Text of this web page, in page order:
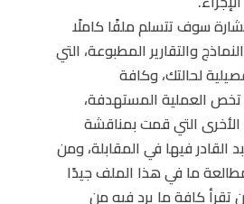
سوف تتسلم ملفًا كاملًا
والتقارير المطبوعة، التي
لحالتك، وكافة
تخص العملية المستهدفة،
التي قمت بمناقشة
القادر فيها في المقابلة، ومن
ما في هذا الملف جيدًا
تقرأ كافة ما يرد فيه من